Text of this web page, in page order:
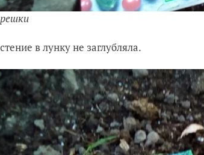
в лунку не заглубляла.